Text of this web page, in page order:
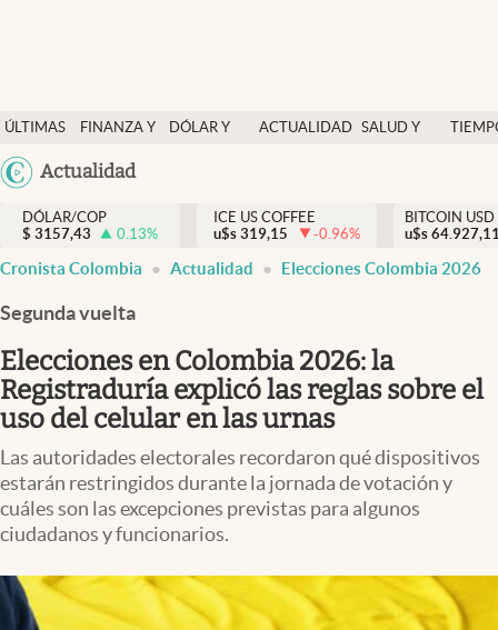
ÚLTIMAS
NOTICIAS
FINANZA Y
DÓLAR Y
ACTUALIDAD SALUD Y
México
USA
Actualidad
Salud y nutrición
Vida espiritual
Actualidad
Colombia
DÓLAR/COP
$ 3157,43 0.13%
ICE US COFFEE
u$s 319,15 -0.96%
BITCOIN USD
u$s
Cronista Colombia Actualidad Elecciones Colombia 2026
Segunda vuelta
Elecciones en Colombia 2026: la
Registraduría explicó las reglas sobre el
uso del celular en las urnas
Las autoridades electorales recordaron qué dispositivos
estarán restringidos durante la jornada de votación y
cuáles son las excepciones previstas para algunos
ciudadanos y funcionarios.